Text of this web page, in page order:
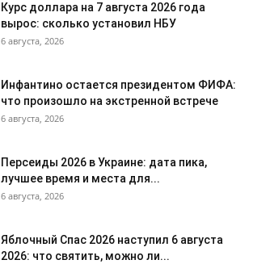
Курс доллара на 7 августа 2026 года
вырос: сколько установил НБУ
6 августа, 2026
Инфантино остается президентом ФИФА:
что произошло на экстренной встрече
6 августа, 2026
Персеиды 2026 в Украине: дата пика,
лучшее время и места для...
6 августа, 2026
Яблочный Спас 2026 наступил 6 августа
2026: что святить, можно ли...